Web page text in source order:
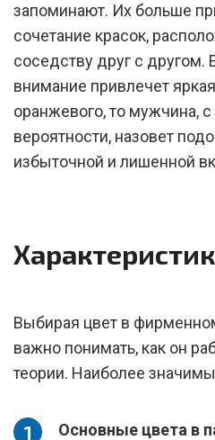
запоминают. Их больше
сочетание красок,
соседству друг с другом.
внимание привлечет
оранжевого, то мужчина,
вероятности, назовет
избыточной и лишенной
Выбирая цвет в
важно понимать, как он
теории. Наиболее
Основные цвета в